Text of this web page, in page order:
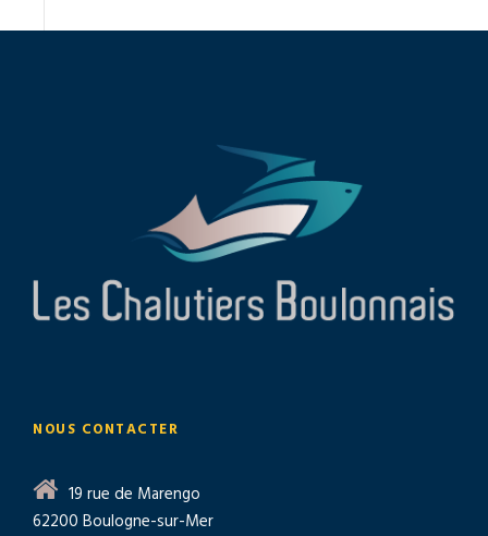
NOUS CONTACTER
19 rue de Marengo
62200 Boulogne-sur-Mer